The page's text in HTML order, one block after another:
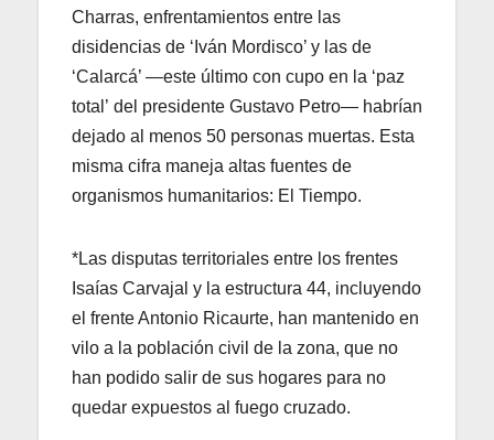
Charras, enfrentamientos entre las
disidencias de ‘Iván Mordisco’ y las de
‘Calarcá’ —este último con cupo en la ‘paz
total’ del presidente Gustavo Petro— habrían
dejado al menos 50 personas muertas. Esta
misma cifra maneja altas fuentes de
organismos humanitarios: El Tiempo.
*Las disputas territoriales entre los frentes
Isaías Carvajal y la estructura 44, incluyendo
el frente Antonio Ricaurte, han mantenido en
vilo a la población civil de la zona, que no
han podido salir de sus hogares para no
quedar expuestos al fuego cruzado.